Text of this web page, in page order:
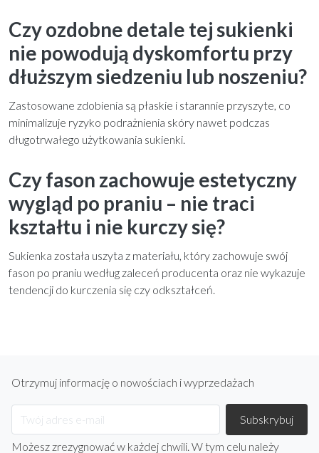
Czy ozdobne detale tej sukienki
nie powodują dyskomfortu przy
dłuższym siedzeniu lub noszeniu?
Zastosowane zdobienia są płaskie i starannie przyszyte, co
minimalizuje ryzyko podrażnienia skóry nawet podczas
długotrwałego użytkowania sukienki.
Czy fason zachowuje estetyczny
wygląd po praniu – nie traci
kształtu i nie kurczy się?
Sukienka została uszyta z materiału, który zachowuje swój
fason po praniu według zaleceń producenta oraz nie wykazuje
tendencji do kurczenia się czy odkształceń.
Otrzymuj informację o nowościach i wyprzedażach
Możesz zrezygnować w każdej chwili. W tym celu należy